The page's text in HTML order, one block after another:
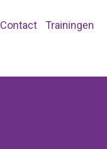
Contact Trainingen